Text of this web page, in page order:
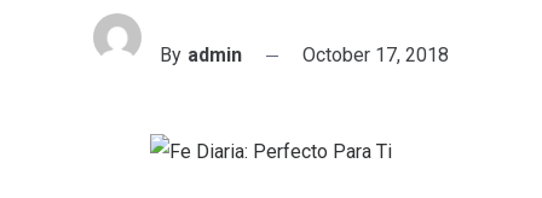
By admin October 17, 2018